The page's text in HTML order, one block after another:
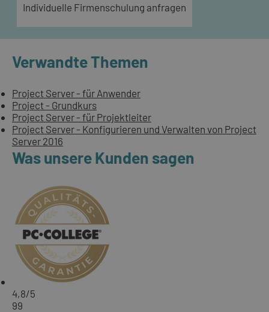
Individuelle Firmenschulung anfragen
Verwandte Themen
Project Server - für Anwender
Project - Grundkurs
Project Server - für Projektleiter
Project Server - Konfigurieren und Verwalten von Project
Server 2016
Was unsere Kunden sagen
4,8/5
99